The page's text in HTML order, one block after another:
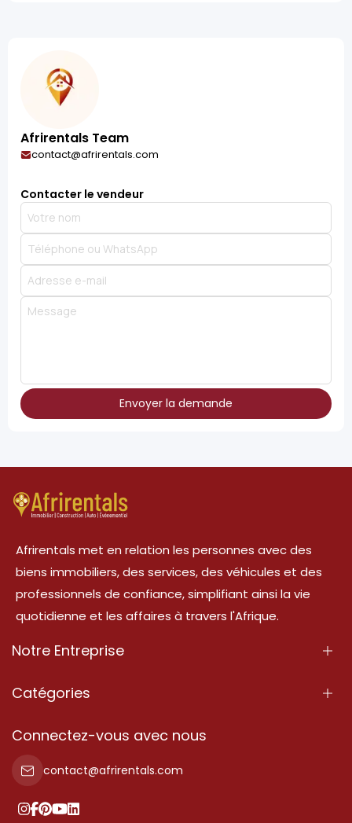
Afrirentals Team
contact@afrirentals.com
Contacter le vendeur
Envoyer la demande
Afrirentals met en relation les personnes avec des
biens immobiliers, des services, des véhicules et des
professionnels de confiance, simplifiant ainsi la vie
quotidienne et les affaires à travers l'Afrique.
Notre Entreprise
À Propos
Conditions d'Utilisation
Politique de Confidentialité
Catégories
Propriété
Propriété à vendre
Propriété à louer
Connectez-vous avec nous
contact@afrirentals.com